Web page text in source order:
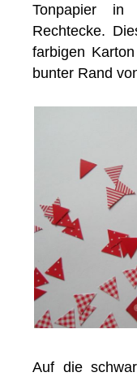
Tonpapier in
Rechtecke.
farbigen
bunter Rand
Auf die